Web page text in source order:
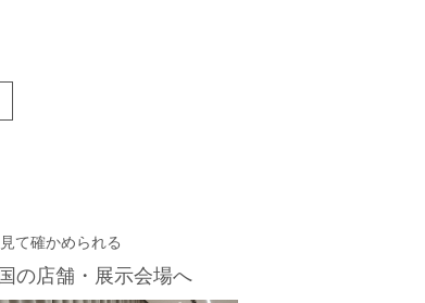
て確かめられる
の店舗・展示会場へ